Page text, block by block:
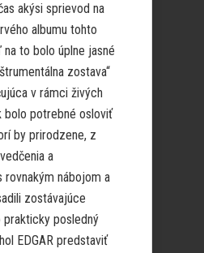
akýsi sprievod na
albumu tohto
to bolo úplne jasné
zostava“
v rámci živých
bolo potrebné osloviť
by prirodzene, z
a
nábojom a
zostávajúce
posledný
EDGAR predstaviť